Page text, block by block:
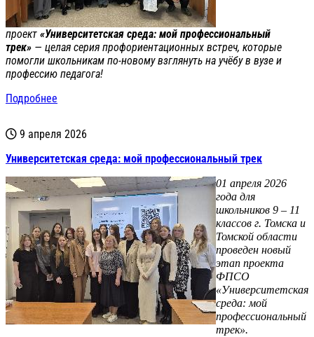
проект «Университетская среда: мой профессиональный
трек» — целая серия профориентационных встреч, которые
помогли школьникам по‑новому взглянуть на учёбу в вузе и
профессию педагога!
Подробнее
9 апреля 2026
Университетская среда: мой профессиональный трек
01 апреля 2026
года для
школьников 9 – 11
классов г. Томска и
Томской области
проведен новый
этап проекта
ФПСО
«Университетская
среда: мой
профессиональный
трек».